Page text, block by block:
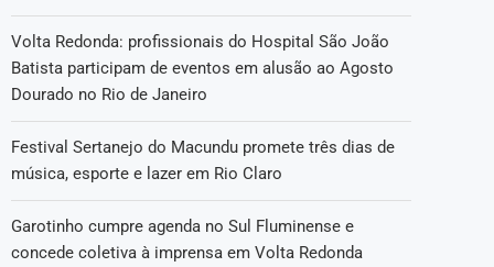
Volta Redonda: profissionais do Hospital São João
Batista participam de eventos em alusão ao Agosto
Dourado no Rio de Janeiro
Festival Sertanejo do Macundu promete três dias de
música, esporte e lazer em Rio Claro
Garotinho cumpre agenda no Sul Fluminense e
concede coletiva à imprensa em Volta Redonda